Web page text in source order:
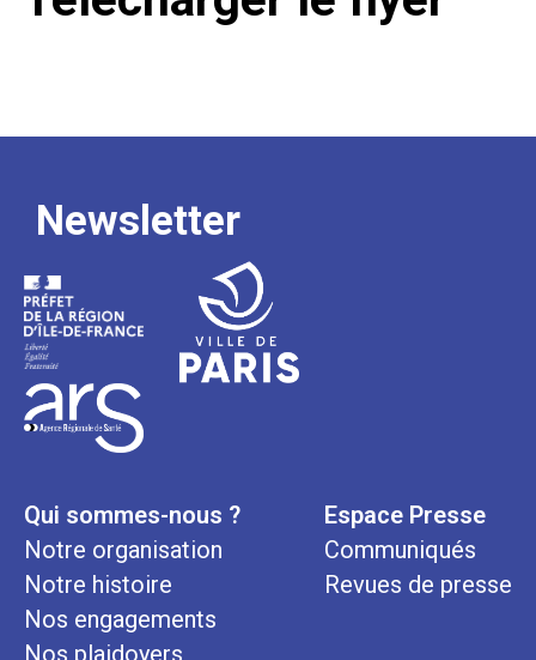
Newsletter
Qui sommes-nous ?
Notre organisation
Notre histoire
Nos engagements
Nos plaidoyers
Espace Presse
Communiqués
Revues de presse